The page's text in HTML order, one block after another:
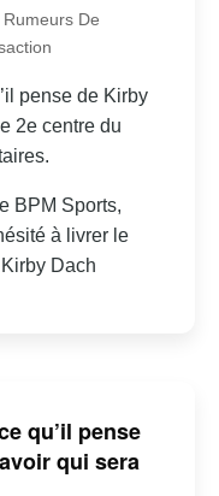
Rumeurs De
pense de Kirby
2e centre du
BPM Sports,
à livrer le
Dach
qu’il pense
qui sera